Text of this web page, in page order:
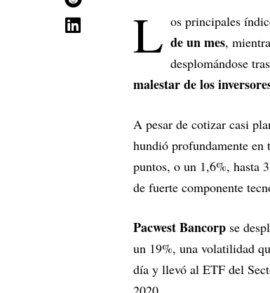
L os principales
de un mes,
desplomándose
malestar de los
A pesar de cotizar casi
hundió profundamente en
puntos, o un 1,6%, hasta
de fuerte componente
Pacwest Bancorp se
un 19%, una volatilidad
día y llevó al ETF del